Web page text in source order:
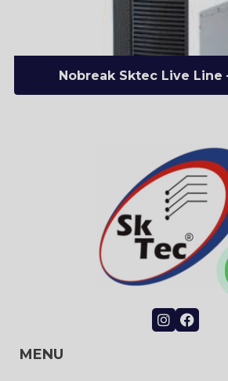
Nobreak Sktec Live Line
MENU